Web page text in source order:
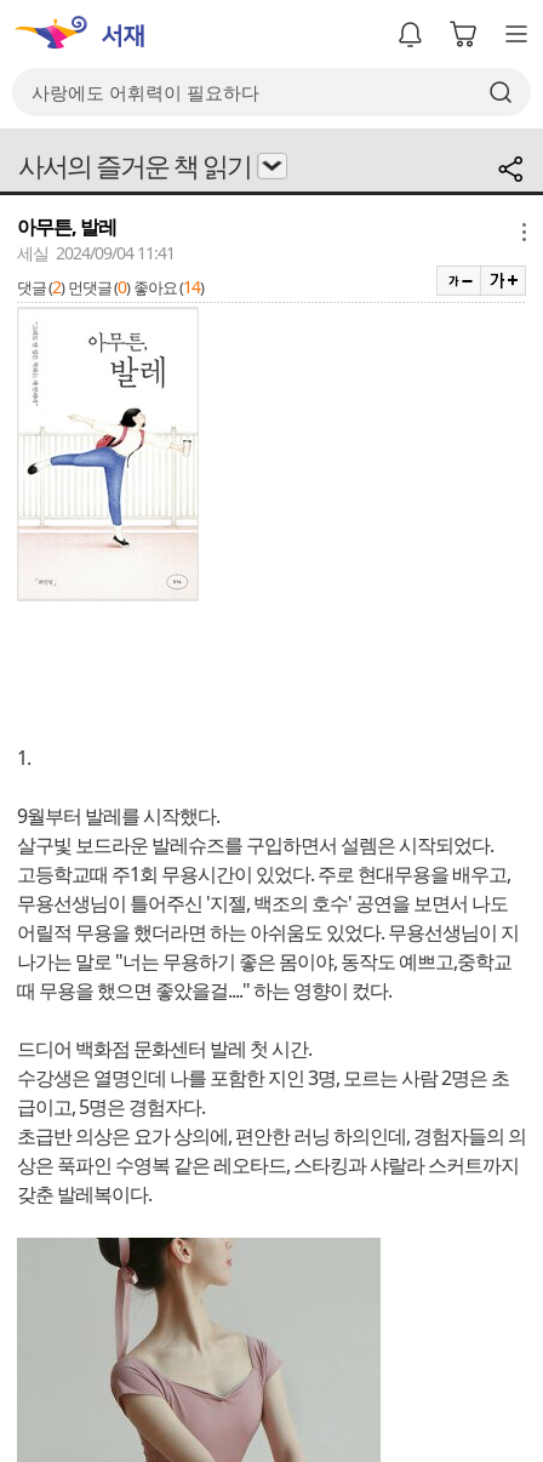
사서의 즐거운 책 읽기
아무튼, 발레
세실 2024/09/04 11:41
댓글 (2) 먼댓글 (0) 좋아요 (14)
1.
9월부터 발레를 시작했다.
살구빛 보드라운 발레슈즈를 구입하면서 설렘은 시작되었다.
고등학교때 주1회 무용시간이 있었다. 주로 현대무용을 배우고,
무용선생님이 틀어주신 '지젤, 백조의 호수' 공연을 보면서 나도
어릴적 무용을 했더라면 하는 아쉬움도 있었다. 무용선생님이 지
나가는 말로 "너는 무용하기 좋은 몸이야, 동작도 예쁘고,중학교
때 무용을 했으면 좋았을걸...." 하는 영향이 컸다.
드디어 백화점 문화센터 발레 첫 시간.
수강생은 열명인데 나를 포함한 지인 3명, 모르는 사람 2명은 초
급이고, 5명은 경험자다.
초급반 의상은 요가 상의에, 편안한 러닝 하의인데, 경험자들의 의
상은 푹파인 수영복 같은 레오타드, 스타킹과 샤랄라 스커트까지
갖춘 발레복이다.